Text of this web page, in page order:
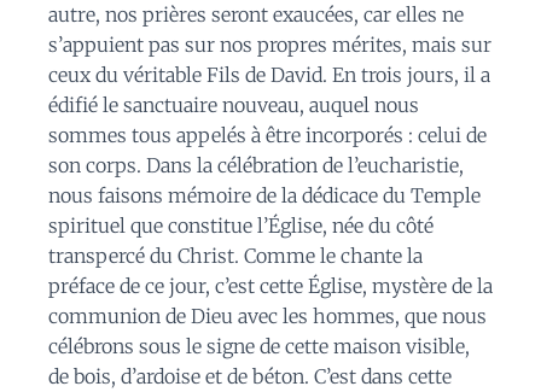
autre, nos prières seront exaucées, car elles ne
s’appuient pas sur nos propres mérites, mais sur
ceux du véritable Fils de David. En trois jours, il a
édifié le sanctuaire nouveau, auquel nous
sommes tous appelés à être incorporés : celui de
son corps. Dans la célébration de l’eucharistie,
nous faisons mémoire de la dédicace du Temple
spirituel que constitue l’Église, née du côté
transpercé du Christ. Comme le chante la
préface de ce jour, c’est cette Église, mystère de la
communion de Dieu avec les hommes, que nous
célébrons sous le signe de cette maison visible,
de bois, d’ardoise et de béton. C’est dans cette